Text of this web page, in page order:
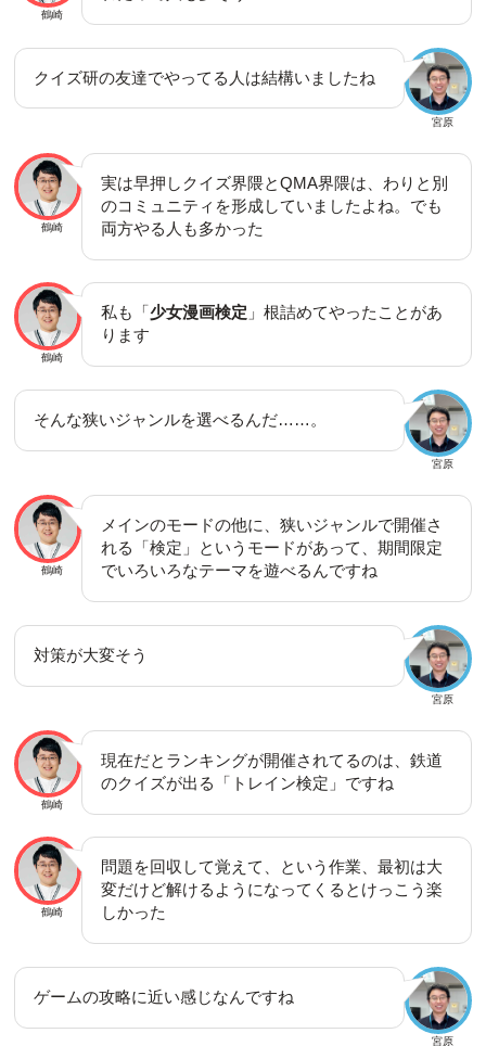
鶴崎
宮原
クイズ研の友達でやってる人は結構いましたね
鶴崎
実は早押しクイズ界隈とQMA界隈は、わりと別
のコミュニティを形成していましたよね。でも
両方やる人も多かった
鶴崎
私も「少女漫画検定 」根詰めてやったことがあ
ります
宮原
そんな狭いジャンルを選べるんだ……。
鶴崎
メインのモードの他に、狭いジャンルで開催さ
れる「検定」というモードがあって、期間限定
でいろいろなテーマを遊べるんですね
宮原
対策が大変そう
鶴崎
現在だとランキングが開催されてるのは、鉄道
のクイズが出る「トレイン検定」ですね
鶴崎
問題を回収して覚えて、という作業、最初は大
変だけど解けるようになってくるとけっこう楽
しかった
宮原
ゲームの攻略に近い感じなんですね